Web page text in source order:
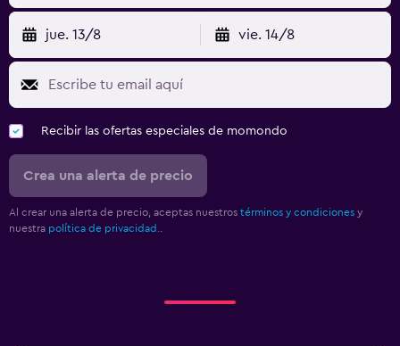
jue. 13/8 vie. 14/8
Recibir las ofertas especiales de momondo
Crea una alerta de precio
Al crear una alerta de precio, aceptas nuestros términos y condiciones y
nuestra política de privacidad.